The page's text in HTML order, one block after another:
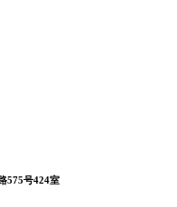
575号424室